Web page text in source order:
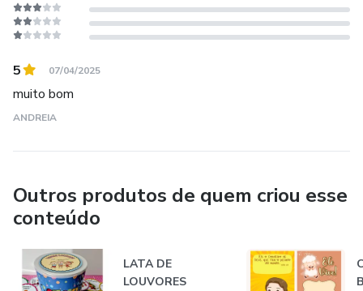
5 07/04/2025
muito bom
ANDREIA
Outros produtos de quem criou esse
conteúdo
LATA DE
LOUVORES